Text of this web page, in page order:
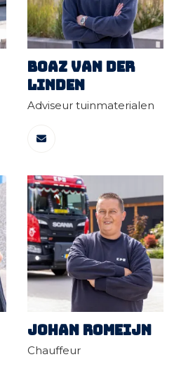
Boaz van der
linden
Adviseur tuinmaterialen
Johan Romeijn
Chauffeur